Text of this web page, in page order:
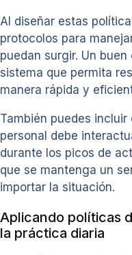
Al diseñar estas
protocolos para
puedan surgir. Un
sistema que permita
manera rápida y
También puedes
personal debe
durante los picos de
que se mantenga un
importar la situación.
Aplicando políticas
la práctica diaria